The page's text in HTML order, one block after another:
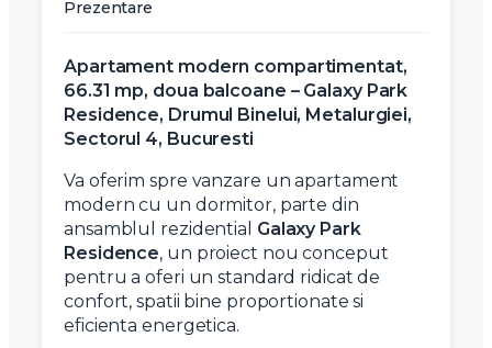
Prezentare
Apartament modern compartimentat,
66.31 mp, doua balcoane – Galaxy Park
Residence, Drumul Binelui, Metalurgiei,
Sectorul 4, Bucuresti
Va oferim spre vanzare un apartament
modern cu un dormitor, parte din
ansamblul rezidential Galaxy Park
Residence, un proiect nou conceput
pentru a oferi un standard ridicat de
confort, spatii bine proportionate si
eficienta energetica.